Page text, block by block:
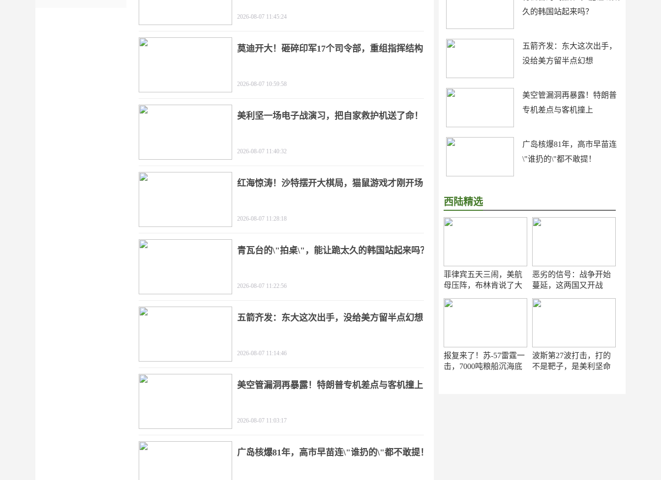
久的韩国站起来吗？
五箭齐发：东大这次出手，
没给美方留半点幻想
美空管漏洞再暴露！特朗普
专机差点与客机撞上
广岛核爆81年，高市早苗连
\"谁扔的\"都不敢提！
西陆精选
菲律宾五天三闹，美航
母压阵，布林肯说了大
恶劣的信号：战争开始
蔓延，这两国又开战
报复来了！苏-57雷霆一
击，7000吨粮船沉海底
波斯第27波打击，打的
不是靶子，是美利坚命
2026-08-07 11:45:24
莫迪开大！砸碎印军17个司令部，重组指挥结构
2026-08-07 10:59:58
美利坚一场电子战演习，把自家救护机送了命！
2026-08-07 11:40:32
红海惊涛！沙特摆开大棋局，猫鼠游戏才刚开场
2026-08-07 11:28:18
青瓦台的\"拍桌\"，能让跪太久的韩国站起来吗？
2026-08-07 11:22:56
五箭齐发：东大这次出手，没给美方留半点幻想
2026-08-07 11:14:46
美空管漏洞再暴露！特朗普专机差点与客机撞上
2026-08-07 11:03:17
广岛核爆81年，高市早苗连\"谁扔的\"都不敢提！